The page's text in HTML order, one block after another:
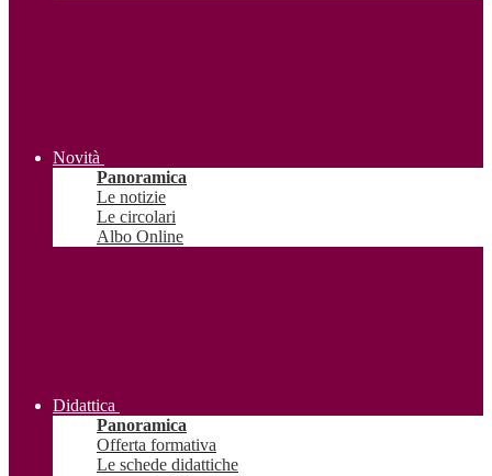
Novità
Panoramica
Le notizie
Le circolari
Albo Online
Didattica
Panoramica
Offerta formativa
Le schede didattiche